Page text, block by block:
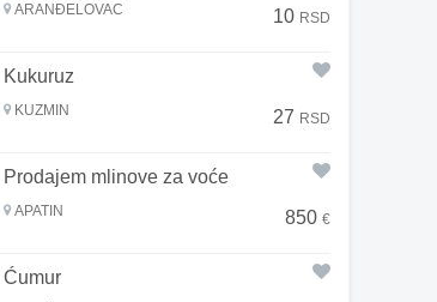
ARANĐELOVAC 10 RSD
Kukuruz
KUZMIN 27 RSD
Prodajem mlinove za voće
APATIN 850 €
Ćumur